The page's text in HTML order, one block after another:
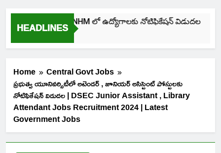
HEADLINES
తెలంగాణ NHM లో ఉద్యోగాలకు నోటిఫికేషన్ విడుదల
Home
Central Govt Jobs
ప్రభుత్వ యూనివర్సిటీలో అటెండర్ , జూనియర్ అసిస్టెంట్ పోస్టులకు
నోటిఫికేషన్ విడుదల | DSEC Junior Assistant , Library
Attendant Jobs Recruitment 2024 | Latest
Government Jobs